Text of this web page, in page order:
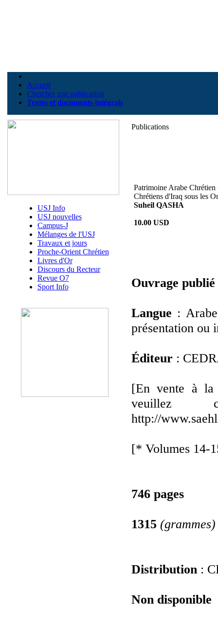
Accueil
Chercher une publication
Textes et documents intégrals
USJ Info
USJ nouvelles
Campus-J
Mélanges de l'USJ
Travaux et jours
Proche-Orient Chrétien
Livres d'Or
Discours du Recteur
Revue O7
Sport Info
Publications
Patrimoine Arabe
Chrétiens d'Iraq sous les
Suheil QASHA
10.00 USD
Ouvrage publié
Langue :
présentation ou
Éditeur :
[En vente à la
veuillez
http://
[* Volumes 14-
746 pages
1315 (grammes)
Distribution :
Non disponible